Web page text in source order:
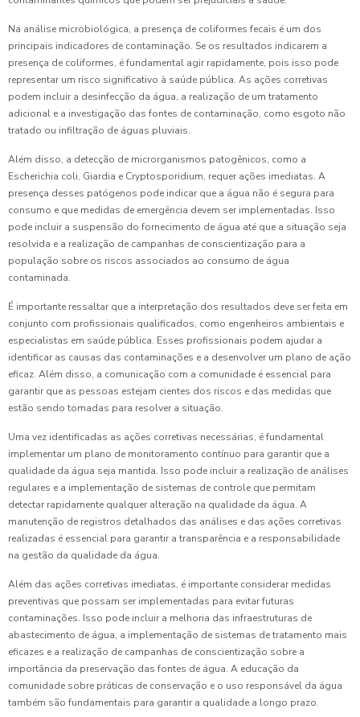
Na análise microbiológica, a presença de coliformes fecais é um dos
principais indicadores de contaminação. Se os resultados indicarem a
presença de coliformes, é fundamental agir rapidamente, pois isso pode
representar um risco significativo à saúde pública. As ações corretivas
podem incluir a desinfecção da água, a realização de um tratamento
adicional e a investigação das fontes de contaminação, como esgoto não
tratado ou infiltração de águas pluviais.
Além disso, a detecção de microrganismos patogênicos, como a
Escherichia coli, Giardia e Cryptosporidium, requer ações imediatas. A
presença desses patógenos pode indicar que a água não é segura para
consumo e que medidas de emergência devem ser implementadas. Isso
pode incluir a suspensão do fornecimento de água até que a situação seja
resolvida e a realização de campanhas de conscientização para a
população sobre os riscos associados ao consumo de água
contaminada.
É importante ressaltar que a interpretação dos resultados deve ser feita em
conjunto com profissionais qualificados, como engenheiros ambientais e
especialistas em saúde pública. Esses profissionais podem ajudar a
identificar as causas das contaminações e a desenvolver um plano de ação
eficaz. Além disso, a comunicação com a comunidade é essencial para
garantir que as pessoas estejam cientes dos riscos e das medidas que
estão sendo tomadas para resolver a situação.
Uma vez identificadas as ações corretivas necessárias, é fundamental
implementar um plano de monitoramento contínuo para garantir que a
qualidade da água seja mantida. Isso pode incluir a realização de análises
regulares e a implementação de sistemas de controle que permitam
detectar rapidamente qualquer alteração na qualidade da água. A
manutenção de registros detalhados das análises e das ações corretivas
realizadas é essencial para garantir a transparência e a responsabilidade
na gestão da qualidade da água.
Além das ações corretivas imediatas, é importante considerar medidas
preventivas que possam ser implementadas para evitar futuras
contaminações. Isso pode incluir a melhoria das infraestruturas de
abastecimento de água, a implementação de sistemas de tratamento mais
eficazes e a realização de campanhas de conscientização sobre a
importância da preservação das fontes de água. A educação da
comunidade sobre práticas de conservação e o uso responsável da água
também são fundamentais para garantir a qualidade a longo prazo.